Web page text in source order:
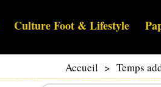
Culture Foot & Lifestyle
Accueil > Temps